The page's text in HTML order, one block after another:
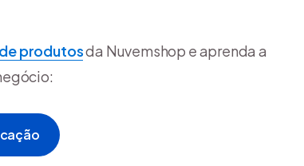
produtosda Nuvemshop e aprenda a